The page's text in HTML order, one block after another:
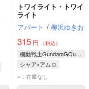
トワイライト・トワイ
ライト
アパート / 柳沢ゆきお
315円 （税込）
機動戦士GundamGQuuuuuuX
シャア×アムロ
シャリア・ブル
エグザベ・オリベ
×：在庫なし